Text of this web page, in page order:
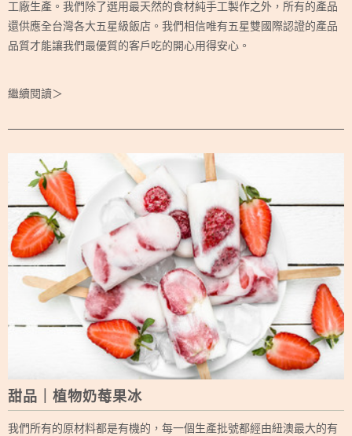
工廠生產。我們除了選用最天然的食材純手工製作之外，所有的產品
還供應全台灣各大五星級飯店。我們相信唯有五星雙國際認證的產品
品質才能讓我們最優質的客戶吃的開心用得安心。
繼續閱讀＞
甜品｜植物奶莓果冰
我們所有的原材料都是有機的，每一個生產批號都經由紐澳最大的有